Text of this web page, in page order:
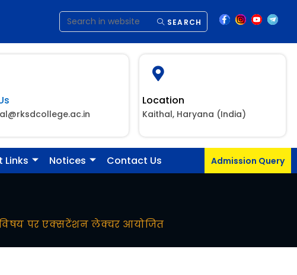
SEARCH
Location
Kaithal, Haryana (India)
Links Notices Contact Us Admission Query
पर एक्सटेंशन लेक्चर आयोजित